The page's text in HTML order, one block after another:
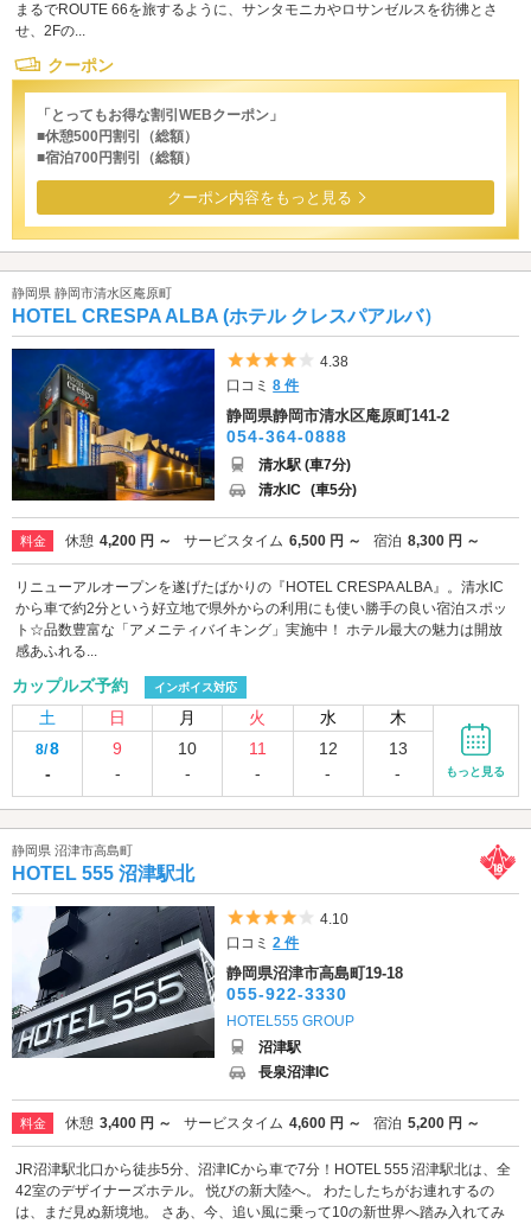
まるでROUTE 66を旅するように、サンタモニカやロサンゼルスを彷彿とさ
せ、2Fの...
クーポン
「とってもお得な割引WEBクーポン」
■休憩500円割引（総額）
■宿泊700円割引（総額）
クーポン内容をもっと見る
静岡県 静岡市清水区庵原町
HOTEL CRESPA ALBA (ホテル クレスパアルバ）
5つ星のうち4
4.38
口コミ8 件
静岡県静岡市清水区庵原町141-2
054-364-0888
清水駅 (車7分)
清水IC (車5分)
料金 休憩 4,200 円 ～ サービスタイム 6,500 円 ～ 宿泊 8,300 円 ～
リニューアルオープンを遂げたばかりの『HOTEL CRESPA ALBA』。清水IC
から車で約2分という好立地で県外からの利用にも使い勝手の良い宿泊スポッ
ト☆品数豊富な「アメニティバイキング」実施中！ ホテル最大の魅力は開放
感あふれる...
カップルズ予約 インボイス対応
土 日 月 火 水 木
8/8
-
9
-
10
-
11
-
12
-
13
-
もっと見る
静岡県 沼津市高島町
HOTEL 555 沼津駅北
5つ星のうち4
4.10
口コミ2 件
静岡県沼津市高島町19-18
055-922-3330
HOTEL555 GROUP
沼津駅
長泉沼津IC
料金 休憩 3,400 円 ～ サービスタイム 4,600 円 ～ 宿泊 5,200 円 ～
JR沼津駅北口から徒歩5分、沼津ICから車で7分！HOTEL 555 沼津駅北は、全
42室のデザイナーズホテル。 悦びの新大陸へ。 わたしたちがお連れするの
は、まだ見ぬ新境地。 さあ、今、追い風に乗って10の新世界へ踏み入れてみ